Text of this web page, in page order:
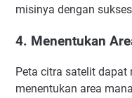
misinya dengan
4. Menentukan
Peta citra satelit
menentukan area